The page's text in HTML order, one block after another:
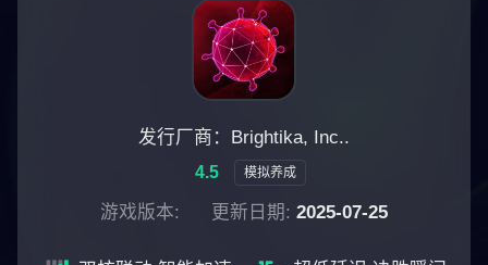
发行厂商：Brightika, Inc..
4.5 模拟养成
游戏版本: 更新日期: 2025-07-25